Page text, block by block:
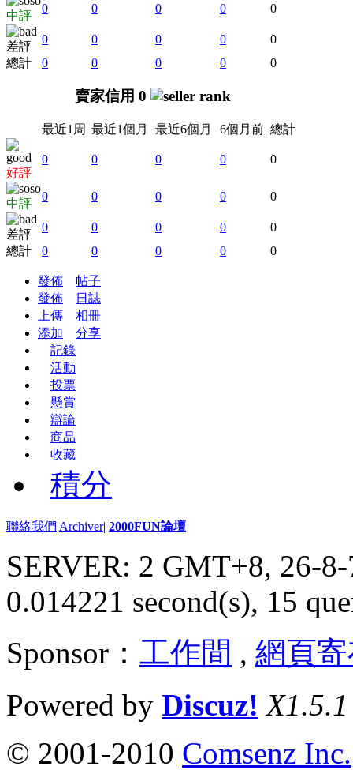
中評
0 0 0 0 0
差評
0 0 0 0
0
總計
0 0 0 0 0
賣家信用 0
最近1周 最近1個月 最近6個月 6個月前 總計
好評
0 0 0 0 0
中評
0 0 0 0 0
差評
0 0 0 0
0
總計
0 0 0 0 0
發佈
帖子
發佈
日誌
上傳
相冊
添加
分享
記錄
活動
投票
懸賞
辯論
商品
收藏
積分
聯絡我們|Archiver| 2000FUN論壇
SERVER: 2 GMT+8, 26-
0.014221 second(s), 15
Sponsor： 工作間 , 網頁
Powered by Discuz! X1.5.1
© 2001-2010 Comsenz Inc.